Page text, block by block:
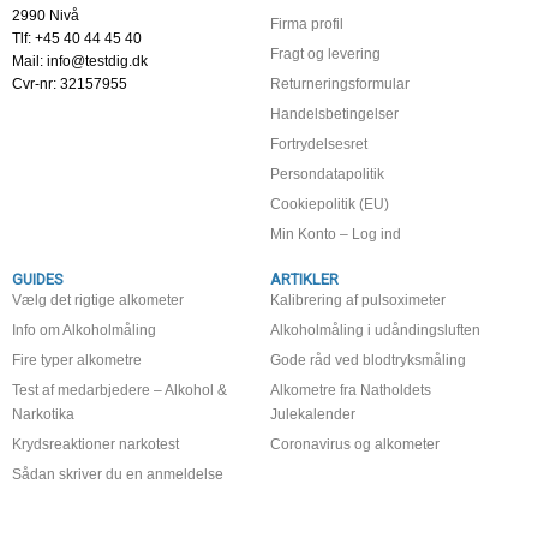
2990 Nivå
Tlf: +45 40 44 45 40
Mail: info@testdig.dk
Cvr-nr: 32157955
Firma profil
Fragt og levering
Returneringsformular
Handelsbetingelser
Fortrydelsesret
Persondatapolitik
Cookiepolitik (EU)
Min Konto – Log ind
GUIDES
Vælg det rigtige alkometer
Info om Alkoholmåling
Fire typer alkometre
Test af medarbjedere – Alkohol &
Narkotika
Krydsreaktioner narkotest
Sådan skriver du en anmeldelse
ARTIKLER
Kalibrering af pulsoximeter
Alkoholmåling i udåndingsluften
Gode råd ved blodtryksmåling
Alkometre fra Natholdets
Julekalender
Coronavirus og alkometer